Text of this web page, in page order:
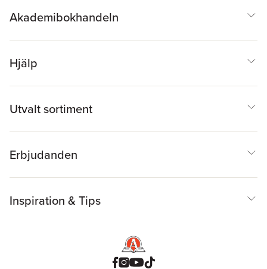
Akademibokhandeln
Hjälp
Utvalt sortiment
Erbjudanden
Inspiration & Tips